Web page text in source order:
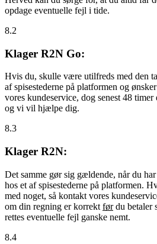
opdage eventuelle fejl i tide.
8.2
Klager R2N Go:
Hvis du, skulle være utilfreds med den
af spisestederne på platformen og
vores kundeservice, dog senest 48
og vi vil hjælpe dig.
8.3
Klager R2N:
Det samme gør sig gældende, når du
hos et af spisestederne på platformen.
med noget, så kontakt vores
om din regning er korrekt førdu betaler
rettes eventuelle fejl ganske nemt.
8.4